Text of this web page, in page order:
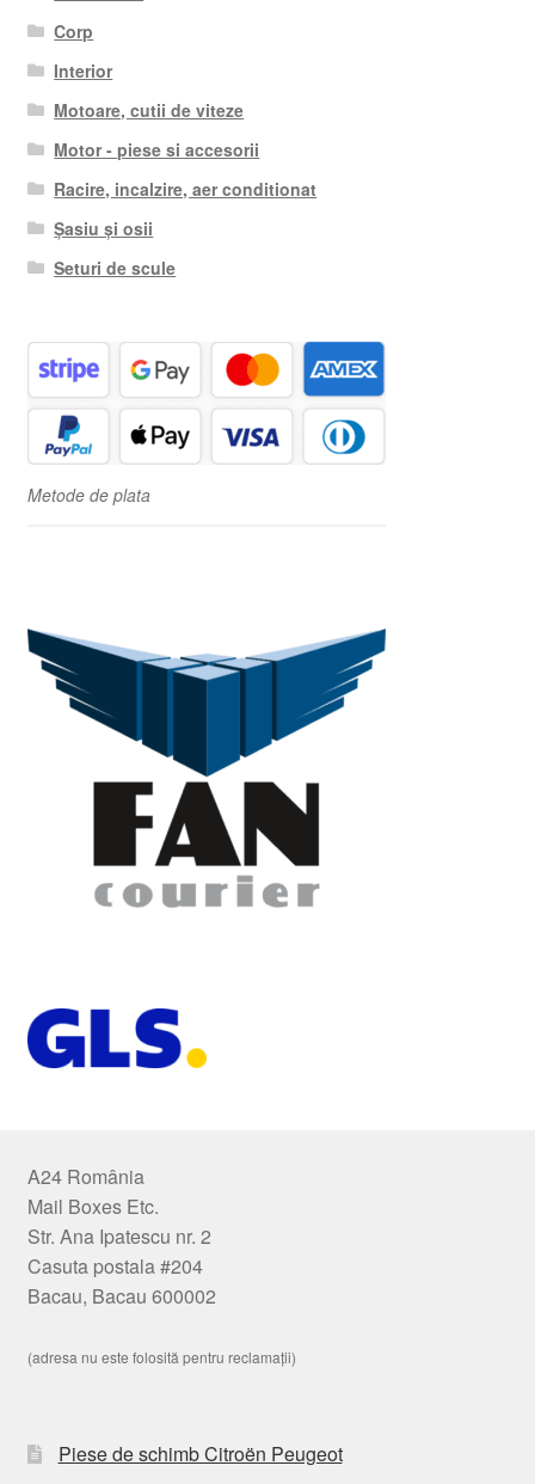
Corp
Interior
Motoare, cutii de viteze
Motor - piese si accesorii
Racire, incalzire, aer conditionat
Șasiu și osii
Seturi de scule
Metode de plata
A24 România
Mail Boxes Etc.
Str. Ana Ipatescu nr. 2
Casuta postala #204
Bacau, Bacau 600002
(adresa nu este folosită pentru reclamații)
Piese de schimb Citroën Peugeot